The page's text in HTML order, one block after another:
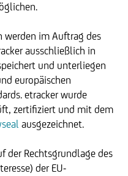
werden im Auftrag des
ausschließlich in
und unterliegen
europäischen
etracker wurde
zertifiziert und mit dem
ausgezeichnet.
der Rechtsgrundlage des
der EU-